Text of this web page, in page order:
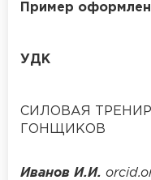
Пример
УДК
СИЛОВАЯ
ГОНЩИКОВ
Иванов И.И.